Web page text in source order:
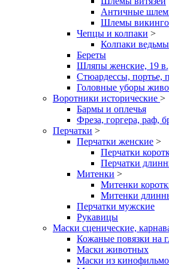
Античные
Шлемы
Чепцы и колпаки >
Колпаки ведьмы
Береты
Шляпы женские, 19
Стюардессы, портье,
Головные уборы
Воротники исторические >
Бармы и оплечья
Фреза, горгера, раф,
Перчатки >
Перчатки женские >
Перчатки
Перчатки
Митенки >
Митенки
Митенки
Перчатки мужские
Рукавицы
Маски сценические,
Кожаные повязки на
Маски животных
Маски из